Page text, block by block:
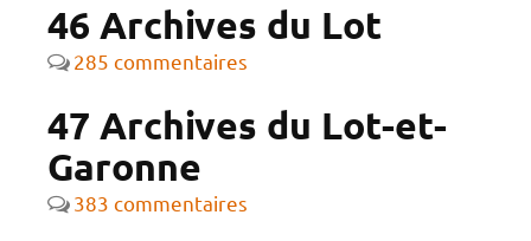
46 Archives du Lot
285 commentaires
47 Archives du Lot-et-
Garonne
383 commentaires